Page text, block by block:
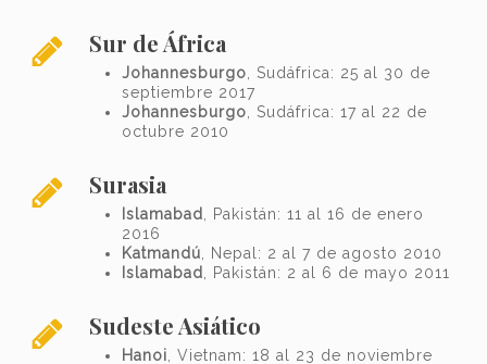
Sur de África
Johannesburgo , Sudáfrica: 25 al 30 de
septiembre 2017
Johannesburgo , Sudáfrica: 17 al 22 de
octubre 2010
Surasia
Islamabad , Pakistán: 11 al 16 de enero
2016
Katmandú , Nepal: 2 al 7 de agosto 2010
Islamabad , Pakistán: 2 al 6 de mayo 2011
Sudeste Asiático
Hanoi , Vietnam: 18 al 23 de noviembre